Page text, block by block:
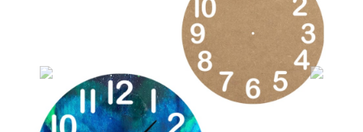
Previous Next